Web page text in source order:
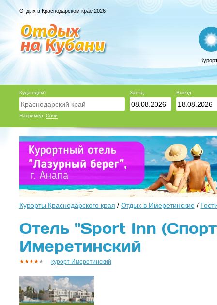
Отдых в Краснодарском крае 2026
Куда едем?
Например: Сочи
Заезд Выезд
Курорты Краснодарского края / Отдых в Имеретинские/
Отель "Sport Inn
Имеретинский
курорт Имеретинский